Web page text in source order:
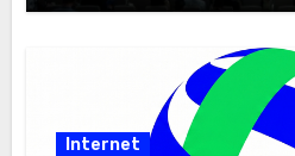
Internet